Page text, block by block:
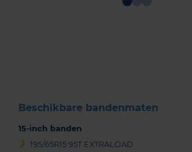
Beschikbare bandenmaten
15-inch banden
195/65R15 95T EXTRALOAD